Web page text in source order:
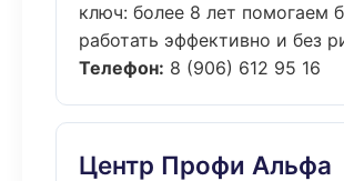
ключ: более 8 лет помогаем
работать эффективно и без
Телефон: 8 (906) 612 95 16
Центр Профи Альфа